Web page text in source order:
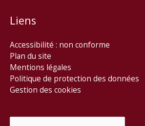
Liens
Accessibilité : non conforme
Plan du site
Mentions légales
Politique de protection des données
Gestion des cookies